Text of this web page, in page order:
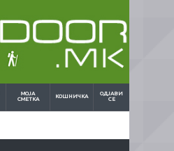
МОЈА
СМЕТКА
КОШНИЧКА
ОДЈАВИ
СЕ